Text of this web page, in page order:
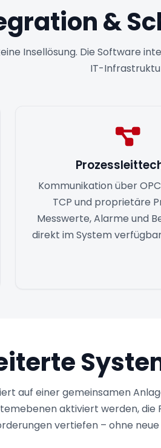
&
Insellösung. Die Software
IT-
Kommunikation über
TCP und proprietäre
Messwerte, Alarme und
direkt im System
auf einer gemeinsamen
aktiviert werden, die
vertiefen – ohne